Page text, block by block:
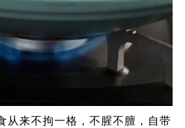
从来不拘一格，不腥不膻，自带